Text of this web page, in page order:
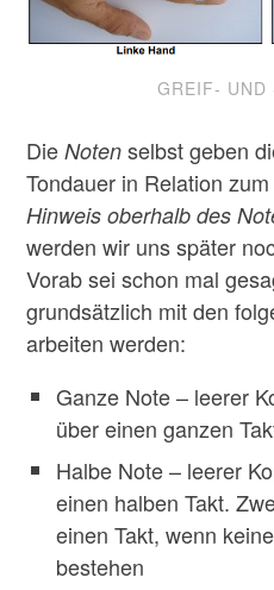
GREIF- UND
DieNoten selbst geben
Tondauer in Relation
Hinweis oberhalb des
werden wir uns später
Vorab sei schon mal
grundsätzlich mit den
arbeiten werden:
Ganze Note – leerer
über einen ganzen
Halbe Note – leerer
einen halben Takt.
einen Takt, wenn
bestehen